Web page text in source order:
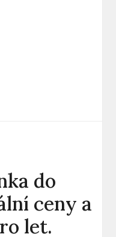
do
ceny a
let.